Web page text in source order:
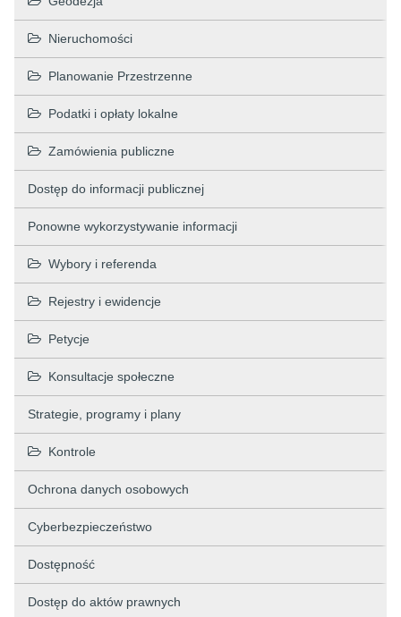
Nieruchomości
Planowanie Przestrzenne
Podatki i opłaty lokalne
Zamówienia publiczne
Dostęp do informacji publicznej
Ponowne wykorzystywanie informacji
Wybory i referenda
Rejestry i ewidencje
Petycje
Konsultacje społeczne
Strategie, programy i plany
Kontrole
Ochrona danych osobowych
Cyberbezpieczeństwo
Dostępność
Dostęp do aktów prawnych